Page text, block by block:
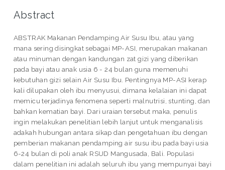
Abstract
ABSTRAK Makanan Pendamping Air Susu Ibu, atau yang
mana sering disingkat sebagai MP-ASI, merupakan makanan
atau minuman dengan kandungan zat gizi yang diberikan
pada bayi atau anak usia 6 - 24 bulan guna memenuhi
kebutuhan gizi selain Air Susu Ibu. Pentingnya MP-ASI kerap
kali dilupakan oleh ibu menyusui, dimana kelalaian ini dapat
memicu terjadinya fenomena seperti malnutrisi, stunting, dan
bahkan kematian bayi. Dari uraian tersebut maka, penulis
ingin melakukan penelitian lebih lanjut untuk menganalisis
adakah hubungan antara sikap dan pengetahuan ibu dengan
pemberian makanan pendamping air susu ibu pada bayi usia
6-24 bulan di poli anak RSUD Mangusada, Bali. Populasi
dalam penelitian ini adalah seluruh ibu yang mempunyai bayi